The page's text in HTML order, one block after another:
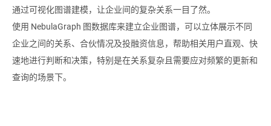
通过可视化图谱建模，让企业间的复杂关系一目了然。
使用 NebulaGraph 图数据库来建立企业图谱，可以立体展示不同
企业之间的关系、合伙情况及投融资信息，帮助相关用户直观、快
速地进行判断和决策，特别是在关系复杂且需要应对频繁的更新和
查询的场景下。